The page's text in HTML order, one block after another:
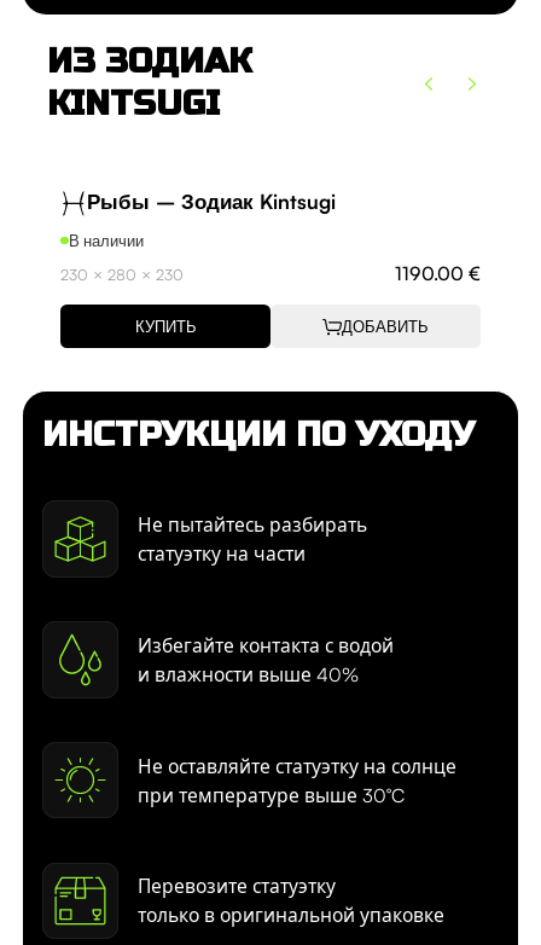
ИЗ ЗОДИАК
KINTSUGI
Рыбы – Зодиак Kintsugi
В наличии
230 × 280 × 230
1190.00 €
КУПИТЬ ДОБАВИТЬ
ИНСТРУКЦИИ ПО УХОДУ
Не пытайтесь разбирать
статуэтку на части
Избегайте контакта с водой
и влажности выше 40%
Не оставляйте статуэтку на солнце
при температуре выше 30°C
Перевозите статуэтку
только в оригинальной упаковке